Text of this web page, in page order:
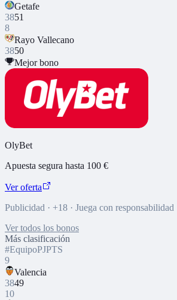
Getafe
3851
8
Rayo Vallecano
3850
Mejor bono
OlyBet
Apuesta segura hasta 100 €
Ver oferta
Publicidad · +18 · Juega con responsabilidad
Ver todos los bonos
Más clasificación
#EquipoPJPTS
9
Valencia
3849
10